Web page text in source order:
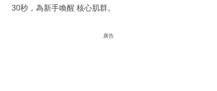
30秒，為新手喚醒 核心肌群。
廣告